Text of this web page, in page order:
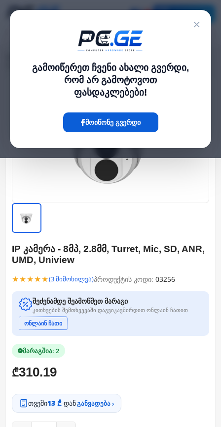
×
გამოიწერეთ ჩვენი ახალი გვერდი,
რომ არ გამოტოვოთ
ფასდაკლებები!
მოიწონე გვერდი
IP კამერა - 8მპ, 2.8მმ, Turret, Mic, SD, ANR, UMD, Uniview
IP კამერა - 8მპ, 2.8მმ, Turret, Mic, SD, ANR,
UMD, Uniview
★★★★★(3 მიმოხილვა)პროდუქტის კოდი: 03256
შეძენამდე შეამოწმეთ მარაგი
კითხვების შემთხვევაში დაგვიკავშირდით ონლაინ ჩათით
ონლაინ ჩათი
მარაგშია: 2
₾310.19
თვეში13 ₾-დანგანვადება ›